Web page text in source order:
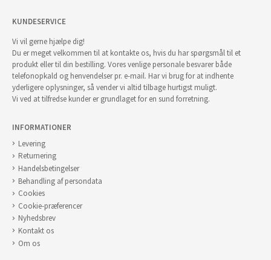
KUNDESERVICE
Vi vil gerne hjælpe dig!
Du er meget velkommen til at kontakte os, hvis du har spørgsmål til et
produkt eller til din bestilling. Vores venlige personale besvarer både
telefonopkald og henvendelser pr. e-mail. Har vi brug for at indhente
yderligere oplysninger, så vender vi altid tilbage hurtigst muligt.
Vi ved at tilfredse kunder er grundlaget for en sund forretning.
INFORMATIONER
Levering
Returnering
Handelsbetingelser
Behandling af persondata
Cookies
Cookie-præferencer
Nyhedsbrev
Kontakt os
Om os